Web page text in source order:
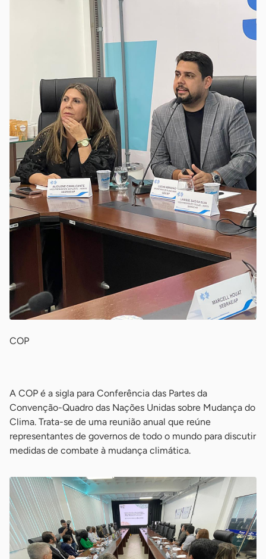
COP
A COP é a sigla para Conferência das Partes da
Convenção-Quadro das Nações Unidas sobre Mudança do
Clima. Trata-se de uma reunião anual que reúne
representantes de governos de todo o mundo para discutir
medidas de combate à mudança climática.